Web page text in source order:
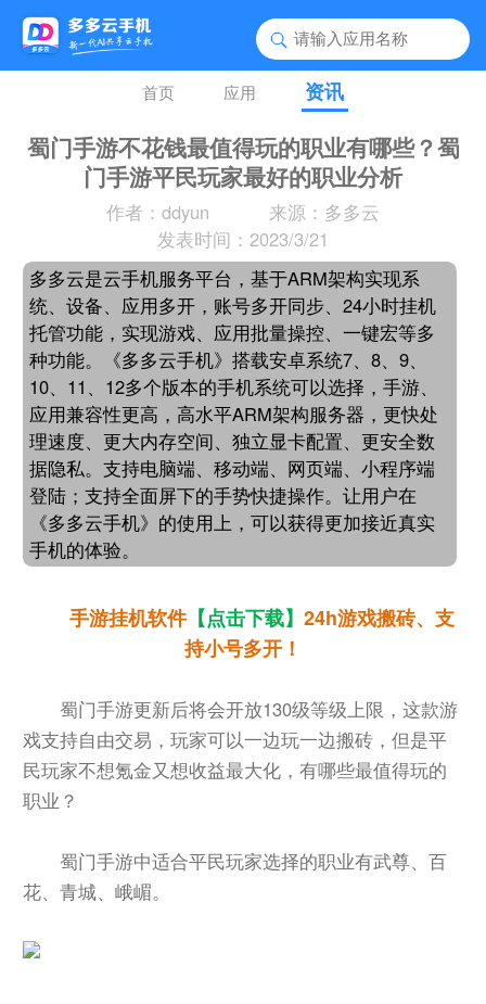
首页 应用 资讯
蜀门手游不花钱最值得玩的职业有哪些？蜀
门手游平民玩家最好的职业分析
作者：ddyun
来源：多多云
发表时间：2023/3/21
多多云是云手机服务平台，基于ARM架构实现系
统、设备、应用多开，账号多开同步、24小时挂机
托管功能，实现游戏、应用批量操控、一键宏等多
种功能。《多多云手机》搭载安卓系统7、8、9、
10、11、12多个版本的手机系统可以选择，手游、
应用兼容性更高，高水平ARM架构服务器，更快处
理速度、更大内存空间、独立显卡配置、更安全数
据隐私。支持电脑端、移动端、网页端、小程序端
登陆；支持全面屏下的手势快捷操作。让用户在
《多多云手机》的使用上，可以获得更加接近真实
手机的体验。
手游挂机软件【点击下载】 24h游戏搬砖、支
持小号多开！
蜀门手游更新后将会开放130级等级上限，这款游
戏支持自由交易，玩家可以一边玩一边搬砖，但是平
民玩家不想氪金又想收益最大化，有哪些最值得玩的
职业？
蜀门手游中适合平民玩家选择的职业有武尊、百
花、青城、峨嵋。